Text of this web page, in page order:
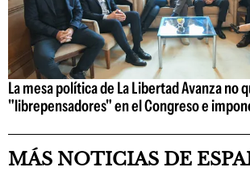
La mesa política de La Libertad Avanza no
"librepensadores" en el Congreso e
MÁS NOTICIAS DE